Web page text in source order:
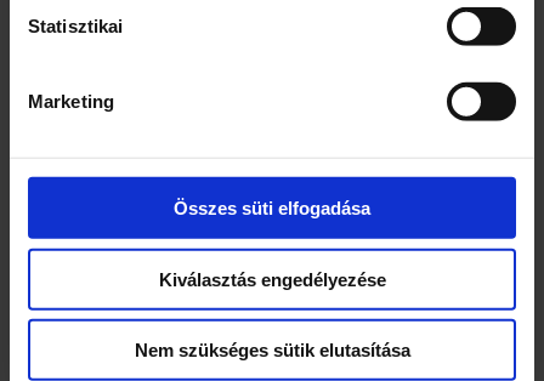
Statisztikai
Marketing
Összes süti elfogadása
Kiválasztás engedélyezése
Nem szükséges sütik elutasítása
pillangó
1600Ft
játékfegyver-kék
7800Ft